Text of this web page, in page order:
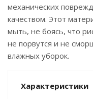
механических
качеством. Этот
мыть, не боясь, что
не порвутся и не
влажных уборок.
Характеристики